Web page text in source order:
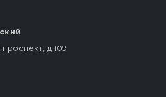
д.109